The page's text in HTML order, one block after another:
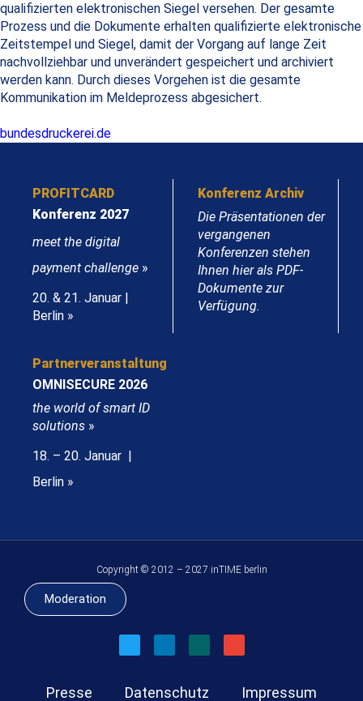
qualifizierten elektronischen Siegel versehen. Der gesamte
Prozess und die Dokumente erhalten qualifizierte elektronische
Zeitstempel und Siegel, damit der Vorgang auf lange Zeit
nachvollziehbar und unverändert gespeichert und archiviert
werden kann. Durch dieses Vorgehen ist die gesamte
Kommunikation im Meldeprozess abgesichert.
bundesdruckerei.de
PROFITCARD
Konferenz 2027
meet the digital
payment challenge »
20. & 21. Januar |
Berlin »
Konferenz Archiv
Die Präsentationen der
vergangenen
Konferenzen stehen
Ihnen hier als PDF-
Dokumente zur
Verfügung.
Partnerveranstaltung
OMNISECURE 2026
the world of smart ID
solutions »
18. – 20. Januar |
Berlin »
Copyright © 2012 – 2027 inTIME berlin
Moderation
Presse Datenschutz Impressum